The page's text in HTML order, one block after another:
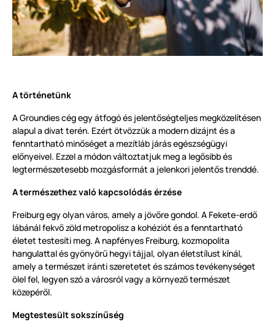
A történetünk
A Groundies cég egy átfogó és jelentőségteljes megközelítésen
alapul a divat terén. Ezért ötvözzük a modern dizájnt és a
fenntartható minőséget a mezítláb járás egészségügyi
előnyeivel. Ezzel a módon változtatjuk meg a legősibb és
legtermészetesebb mozgásformát a jelenkori jelentős trenddé.
A természethez való kapcsolódás érzése
Freiburg egy olyan város, amely a jövőre gondol. A Fekete-erdő
lábánál fekvő zöld metropolisz a kohéziót és a fenntartható
életet testesíti meg. A napfényes Freiburg, kozmopolita
hangulattal és gyönyörű hegyi tájjal, olyan életstílust kínál,
amely a természet iránti szeretetet és számos tevékenységet
ölel fel, legyen szó a városról vagy a környező természet
közepéről.
Megtestesült sokszínűség